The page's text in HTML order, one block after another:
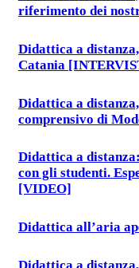
riferimento dei
Didattica a
Catania
Didattica a
comprensivo di
Didattica a
con gli studenti.
[VIDEO]
Didattica all’aria